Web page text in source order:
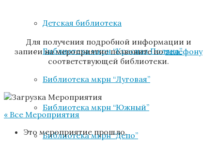
Детская библиотека
Библиотека мкрн “Красная Поляна”
Библиотека мкрн “Луговая”
Библиотека мкрн “Южный”
Библиотека мкрн “Депо”
Для получения подробной информации и
записи на мероприятие позвоните потелефону
соответствующей библиотеки.
« Все Мероприятия
Это мероприятие прошло.